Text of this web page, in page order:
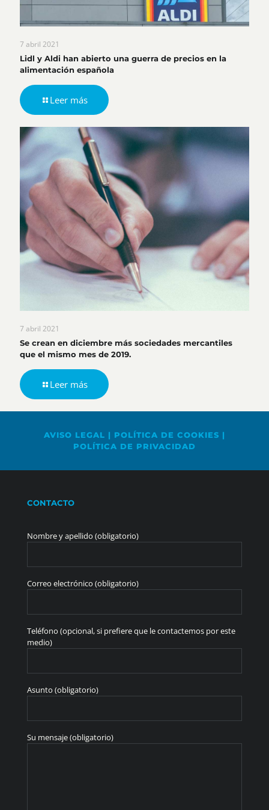
7 abril 2021
Lidl y Aldi han abierto una guerra de precios en la
alimentación española
Leer más
7 abril 2021
Se crean en diciembre más sociedades mercantiles
que el mismo mes de 2019.
Leer más
AVISO LEGAL | POLÍTICA DE COOKIES |
POLÍTICA DE PRIVACIDAD
CONTACTO
Nombre y apellido (obligatorio)
Correo electrónico (obligatorio)
Teléfono (opcional, si prefiere que le contactemos por este
medio)
Asunto (obligatorio)
Su mensaje (obligatorio)